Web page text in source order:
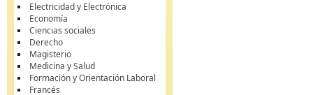
Electricidad y Electrónica
Economía
Ciencias sociales
Derecho
Magisterio
Medicina y Salud
Formación y Orientación Laboral
Francés